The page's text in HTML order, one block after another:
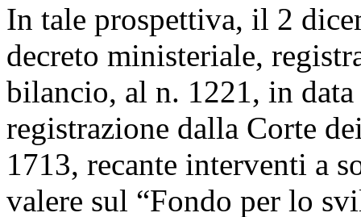
In tale prospettiva, il 2
decreto ministeriale,
bilancio, al n. 1221, in data
registrazione dalla Corte
1713, recante interventi a
valere sul “Fondo per lo